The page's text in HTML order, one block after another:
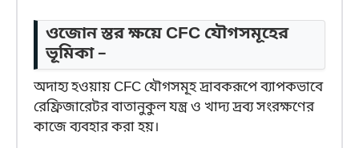
ওজোন স্তর ক্ষয়ে CFC যৌগসমূহের
ভূমিকা –
অদাহ্য হওয়ায় CFC যৌগসমূহ দ্রাবকরূপে ব্যাপকভাবে
রেফ্রিজারেটর বাতানুকুল যন্ত্র ও খাদ্য দ্রব্য সংরক্ষণের
কাজে ব্যবহার করা হয়।